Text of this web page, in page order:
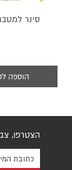
סינר
הוספה
הצטרפו,